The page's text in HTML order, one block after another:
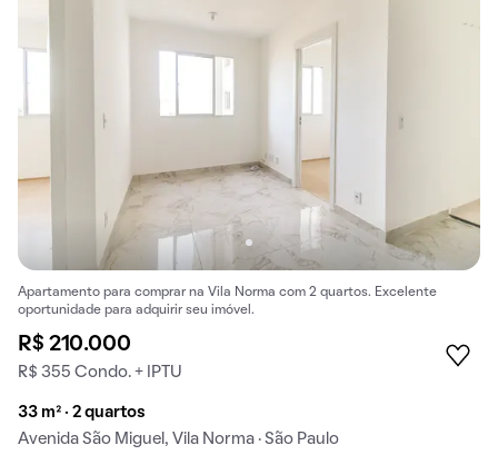
Apartamento para comprar na Vila Norma com 2 quartos. Excelente
oportunidade para adquirir seu imóvel.
R$ 210.000
R$ 355 Condo. + IPTU
33 m² · 2 quartos
Avenida São Miguel, Vila Norma · São Paulo